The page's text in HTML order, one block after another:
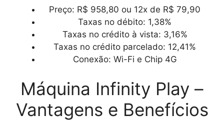
Preço: R$ 958,80 ou 12x de R$ 79,90
Taxas no débito: 1,38%
Taxas no crédito à vista: 3,16%
Taxas no crédito parcelado: 12,41%
Conexão: Wi-Fi e Chip 4G
Máquina Infinity Play –
Vantagens e Benefícios